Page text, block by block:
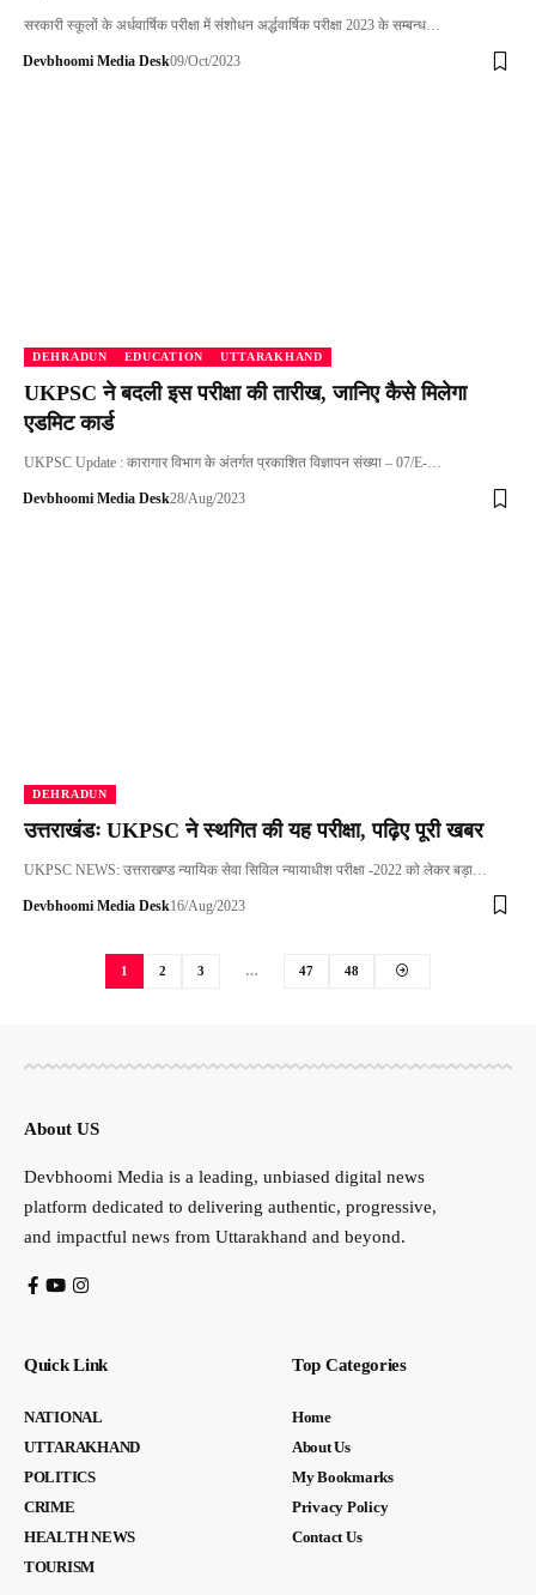
सरकारी स्कूलों के अर्धवार्षिक परीक्षा में संशोधन अर्द्धवार्षिक परीक्षा 2023 के सम्बन्ध…
Devbhoomi Media Desk09/Oct/2023
DEHRADUN EDUCATION UTTARAKHAND
UKPSC ने बदली इस परीक्षा की तारीख, जानिए कैसे मिलेगा
एडमिट कार्ड
UKPSC Update : कारागार विभाग के अंतर्गत प्रकाशित विज्ञापन संख्या – 07/E-…
Devbhoomi Media Desk28/Aug/2023
DEHRADUN
उत्तराखंडः UKPSC ने स्थगित की यह परीक्षा, पढ़िए पूरी खबर
UKPSC NEWS: उत्तराखण्ड न्यायिक सेवा सिविल न्यायाधीश परीक्षा -2022 को लेकर बड़ा…
Devbhoomi Media Desk16/Aug/2023
1 2 3 … 47 48
About US
Devbhoomi Media is a leading, unbiased digital news
platform dedicated to delivering authentic, progressive,
and impactful news from Uttarakhand and beyond.
Quick Link
NATIONAL
UTTARAKHAND
POLITICS
CRIME
HEALTH NEWS
TOURISM
Top Categories
Home
About Us
My Bookmarks
Privacy Policy
Contact Us